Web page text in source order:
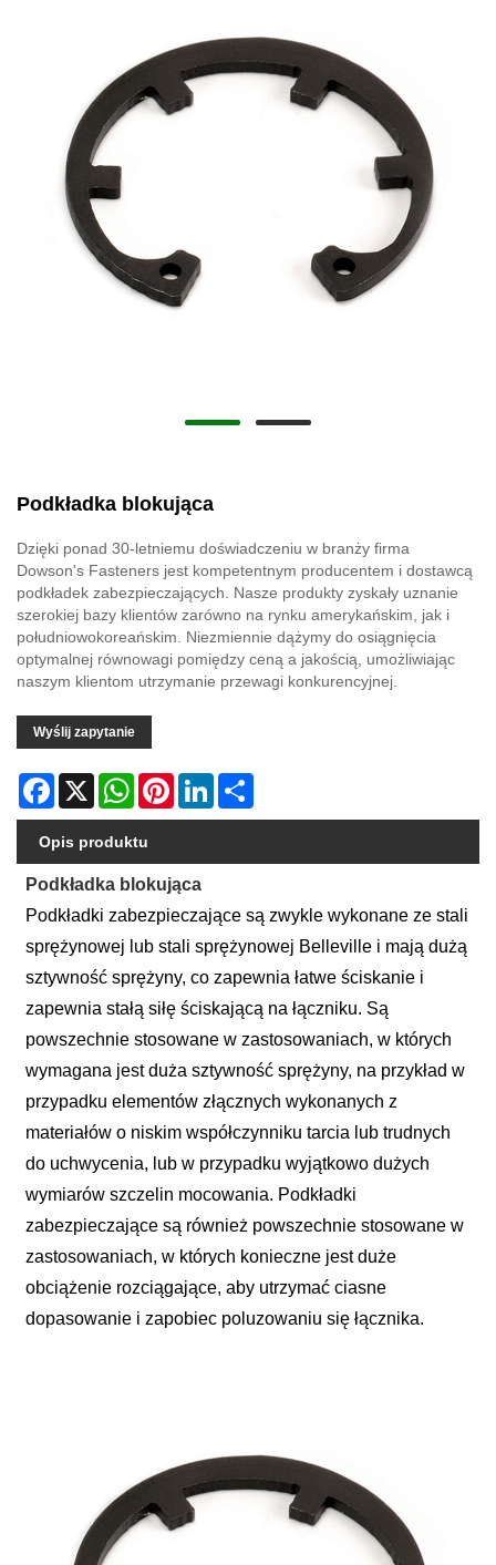
Podkładka blokująca
Dzięki ponad 30-letniemu doświadczeniu w branży firma
Dowson's Fasteners jest kompetentnym producentem i dostawcą
podkładek zabezpieczających. Nasze produkty zyskały uznanie
szerokiej bazy klientów zarówno na rynku amerykańskim, jak i
południowokoreańskim. Niezmiennie dążymy do osiągnięcia
optymalnej równowagi pomiędzy ceną a jakością, umożliwiając
naszym klientom utrzymanie przewagi konkurencyjnej.
Wyślij zapytanie
Facebook
X WhatsAppPinterestLinkedIn
Opis produktu
Podkładka blokująca
Podkładki zabezpieczające są zwykle wykonane ze stali
sprężynowej lub stali sprężynowej Belleville i mają dużą
sztywność sprężyny, co zapewnia łatwe ściskanie i
zapewnia stałą siłę ściskającą na łączniku. Są
powszechnie stosowane w zastosowaniach, w których
wymagana jest duża sztywność sprężyny, na przykład w
przypadku elementów złącznych wykonanych z
materiałów o niskim współczynniku tarcia lub trudnych
do uchwycenia, lub w przypadku wyjątkowo dużych
wymiarów szczelin mocowania. Podkładki
zabezpieczające są również powszechnie stosowane w
zastosowaniach, w których konieczne jest duże
obciążenie rozciągające, aby utrzymać ciasne
dopasowanie i zapobiec poluzowaniu się łącznika.